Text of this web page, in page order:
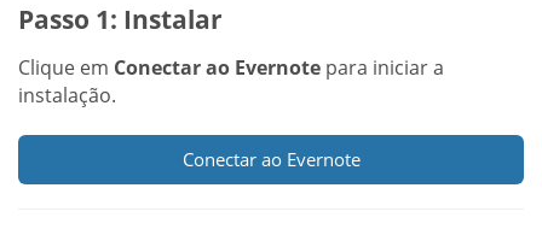
Passo 1: Instalar
Clique em Conectar ao Evernote para iniciar a
instalação.
Conectar ao Evernote